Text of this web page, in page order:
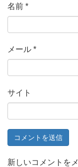
名前 *
メール *
サイト
新しいコメントを